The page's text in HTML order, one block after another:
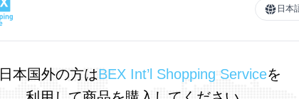
日本
日本国外の方はBEX Int’l Shopping Serviceを